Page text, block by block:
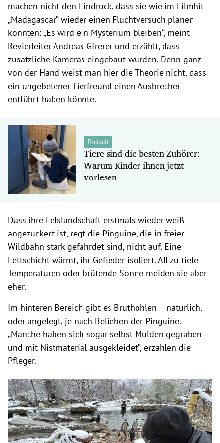
machen nicht den Eindruck, dass sie wie im Filmhit
„Madagascar“ wieder einen Fluchtversuch planen
könnten: „Es wird ein Mysterium bleiben“, meint
Revierleiter Andreas Gfrerer und erzählt, dass
zusätzliche Kameras eingebaut wurden. Denn ganz
von der Hand weist man hier die Theorie nicht, dass
ein ungebetener Tierfreund einen Ausbrecher
entführt haben könnte.
Freizeit
Tiere sind die besten Zuhörer:
Warum Kinder ihnen jetzt
vorlesen
Dass ihre Felslandschaft erstmals wieder weiß
angezuckert ist, regt die Pinguine, die in freier
Wildbahn stark gefährdet sind, nicht auf. Eine
Fettschicht wärmt, ihr Gefieder isoliert. All zu tiefe
Temperaturen oder brütende Sonne meiden sie aber
eher.
Im hinteren Bereich gibt es Bruthöhlen – natürlich,
oder angelegt, je nach Belieben der Pinguine.
„Manche haben sich sogar selbst Mulden gegraben
und mit Nistmaterial ausgekleidet“, erzählen die
Pfleger.